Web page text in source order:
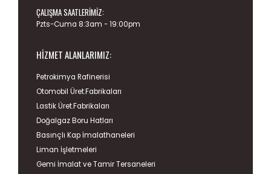
ÇALIŞMA SAATLERIMIZ:
Pzts-Cuma 8:3am - 19:00pm
HIZMET ALANLARIMIZ:
Petrokimya Rafinerisi
Otomobil Üret.Fabrikaları
Lastik Üret.Fabrikaları
Doğalgaz Boru Hatları
Basınçlı Kap İmalathaneleri
Liman İşletmeleri
Gemi İmalat ve Tamir Tersaneleri